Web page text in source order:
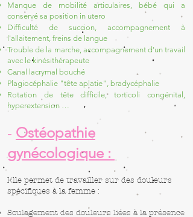
Manque de mobilité articulaires, bébé qui a
conservé sa position in utero
Difficulté de succion, accompagnement à
l'allaitement, freins de langue
Trouble de la marche, accompagnement d'un travail
avec le kinésithérapeute
Canal lacrymal bouché
Plagiocéphalie "tête aplatie", bradycéphalie
Rotation de tête difficile, torticoli congénital,
hyperextension …
- Ostéopathie
gynécologique :
Elle permet de travailler sur des douleurs
spécifiques à la femme :
Soulagement des douleurs liées à la présence